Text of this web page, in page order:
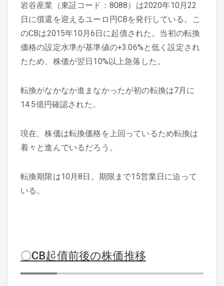
岩谷産業（東証コード：8088）は2020年10月22
日に償還を迎えるユーロ円CBを発行している。こ
のCBは2015年10月6日に起債された。当初の転換
価格の設定水準が基準値の+3.06%と低く設定され
たため、株価が翌日10%以上急落した。
転換がなかなか進まなかったが初の転換は7月に
14.5億円確認された。
現在、株価は転換価格を上回っているため転換は
着々と進んでいるだろう。
転換期限は10月8日。期限まで15営業日に迫って
いる。
〇CB起債前後の株価推移